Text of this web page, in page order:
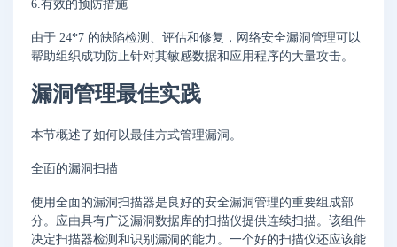
6.有效的预防措施
由于 24*7 的缺陷检测、评估和修复，网络安全漏洞管理可以
帮助组织成功防止针对其敏感数据和应用程序的大量攻击。
漏洞管理最佳实践
本节概述了如何以最佳方式管理漏洞。
全面的漏洞扫描
使用全面的漏洞扫描器是良好的安全漏洞管理的重要组成部
分。应由具有广泛漏洞数据库的扫描仪提供连续扫描。该组件
决定扫描器检测和识别漏洞的能力。一个好的扫描仪还应该能